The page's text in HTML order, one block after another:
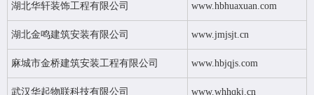
湖北华轩装饰工程有限公司 www.hbhuaxuan.com
湖北金鸣建筑安装有限公司 www.jmjsjt.cn
麻城市金桥建筑安装工程有限公司 www.hbjqjs.com
武汉华起物联科技有限公司 www.whhqkj.cn